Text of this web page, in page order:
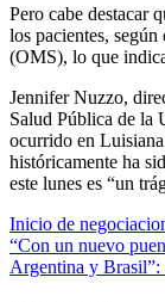
Pero cabe destacar
los pacientes,
(OMS), lo que
Jennifer Nuzzo,
Salud Pública de la
ocurrido en
históricamente ha
este lunes es “un
Navegación
de
Inicio de
“Con un nuevo
Argentina y Brasil”: